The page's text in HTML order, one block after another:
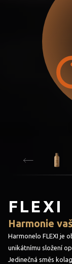
FLEXI
Harmonie
Harmonelo FLEXI je
unikátnímu složení
Jedinečná směs